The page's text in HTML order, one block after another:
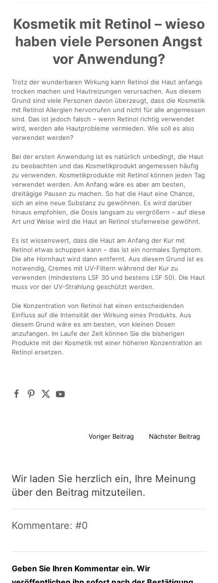
Kosmetik mit Retinol – wieso
haben viele Personen Angst
vor Anwendung?
Trotz der wunderbaren Wirkung kann Retinol die Haut anfangs
trocken machen und Hautreizungen verursachen. Aus diesem
Grund sind viele Personen davon überzeugt, dass die Kosmetik
mit Retinol Allergien hervorrufen und nicht für alle angemessen
sind. Das ist jedoch falsch – wenn Retinol richtig verwendet
wird, werden alle Hautprobleme vermieden. Wie soll es also
verwendet werden?
Bei der ersten Anwendung ist es natürlich unbedingt, die Haut
zu beobachten und das Kosmetikprodukt angemessen häufig
zu verwenden. Kosmetikprodukte mit Retinol können jeden Tag
verwendet werden. Am Anfang wäre es aber am besten,
dreitägige Pausen zu machen. So hat die Haut eine Chance,
sich an eine neue Substanz zu gewöhnen. Es wird darüber
hinaus empfohlen, die Dosis langsam zu vergrößern – auf diese
Art und Weise wird die Haut an Retinol stufenweise gewöhnt.
Es ist wissenswert, dass die Haut am Anfang der Kur mit
Retinol etwas schuppen kann – das ist ein normales Symptom.
Die alte Hornhaut wird dann entfernt. Aus diesem Grund ist es
notwendig, Cremes mit UV-Filtern während der Kur zu
verwenden (mindestens LSF 30 und bestens LSF 50). Die Haut
muss vor der UV-Strahlung geschützt werden.
Die Konzentration von Retinol hat einen entscheidenden
Einfluss auf die Intensität der Wirkung eines Produkts. Aus
diesem Grund wäre es am besten, von kleinen Dosen
anzufangen. Im Laufe der Zeit können Sie die bisherigen
Produkte mit der Kosmetik mit einer höheren Konzentration an
Retinol ersetzen.
Voriger Beitrag Nächster Beitrag
Wir laden Sie herzlich ein, Ihre Meinung
über den Beitrag mitzuteilen.
Kommentare: #0
Geben Sie Ihren Kommentar ein. Wir